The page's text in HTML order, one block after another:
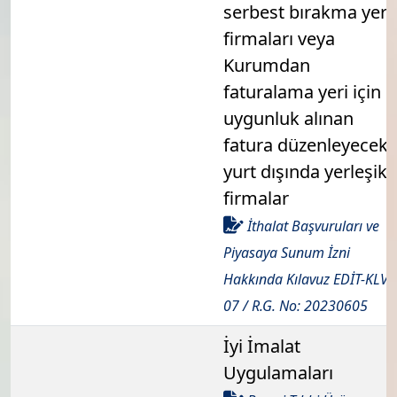
serbest bırakma yeri
firmaları veya
Kurumdan
faturalama yeri için
uygunluk alınan
fatura düzenleyecek
yurt dışında yerleşik
firmalar
İthalat Başvuruları ve
Piyasaya Sunum İzni
Hakkında Kılavuz EDİT-
07 / R.G. No: 20230605
İyi İmalat
Uygulamaları